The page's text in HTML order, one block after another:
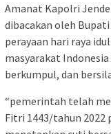
Amanat Kapolri
dibacakan oleh
perayaan hari raya
masyarakat
berkumpul, dan
“pemerintah telah
Fitri 1443/tahun 2022